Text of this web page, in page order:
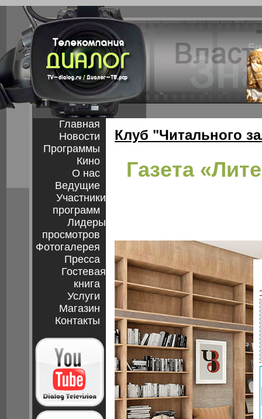
Главная
Новости
Программы
Кино
О нас
Ведущие
Участники
программ
Лидеры
просмотров
Фотогалерея
Пресса
Гостевая
книга
Услуги
Магазин
Контакты
Клуб "Читального
Газета